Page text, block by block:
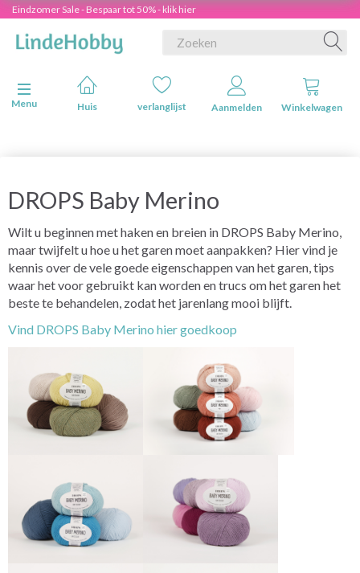
Eindzomer Sale - Bespaar tot 50% - klik hier
Navigatie in-/uitschakelen
Menu
Huis verlanglijst Aanmelden Winkelwagen
DROPS Baby Merino
Wilt u beginnen met haken en breien in DROPS Baby Merino,
maar twijfelt u hoe u het garen moet aanpakken? Hier vind je
kennis over de vele goede eigenschappen van het garen, tips
waar het voor gebruikt kan worden en trucs om het garen het
beste te behandelen, zodat het jarenlang mooi blijft.
Vind DROPS Baby Merino hier goedkoop